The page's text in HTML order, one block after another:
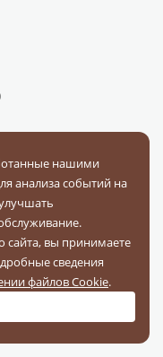
Доставка
Оплата
Вопрос-ответ
нашими
анализа событий на
сайта, вы принимаете
сведения
файлов Cookie.